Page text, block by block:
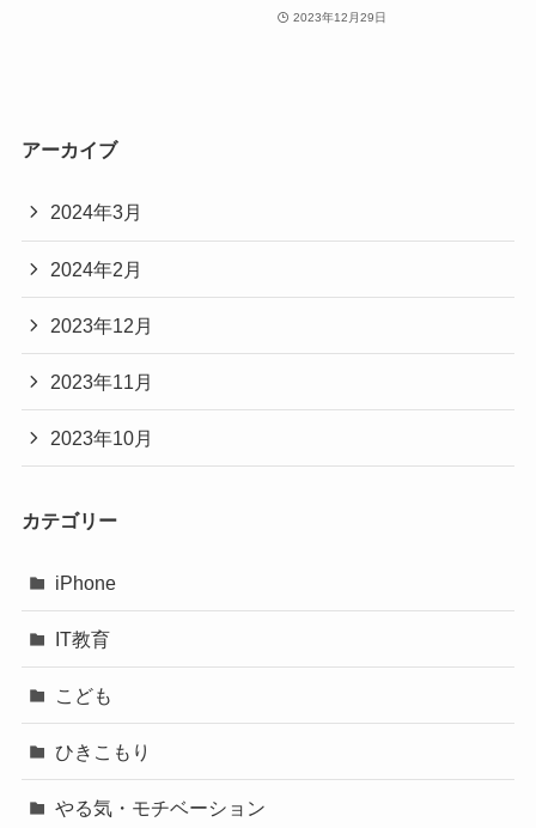
2023年12月29日
アーカイブ
2024年3月
2024年2月
2023年12月
2023年11月
2023年10月
カテゴリー
iPhone
IT教育
こども
ひきこもり
やる気・モチベーション